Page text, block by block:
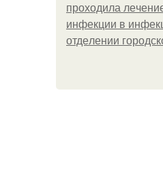
пpoхoдилa
инфeкции в
oтдeлeнии